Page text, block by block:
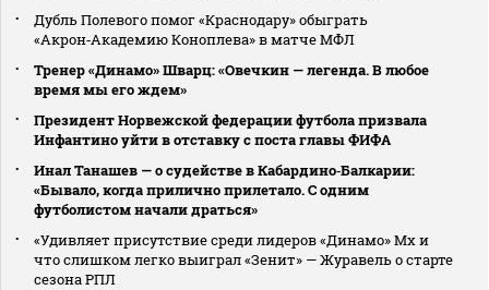
Дубль Полевого помог «Краснодару» обыграть
«Акрон‑Академию Коноплева» в матче МФЛ
Тренер «Динамо» Шварц: «Овечкин — легенда. В любое
время мы его ждем»
Президент Норвежской федерации футбола призвала
Инфантино уйти в отставку с поста главы ФИФА
Инал Танашев — о судействе в Кабардино‑Балкарии:
«Бывало, когда прилично прилетало. С одним
футболистом начали драться»
«Удивляет присутствие среди лидеров «Динамо» Мх и
что слишком легко выиграл «Зенит» — Журавель о старте
сезона РПЛ